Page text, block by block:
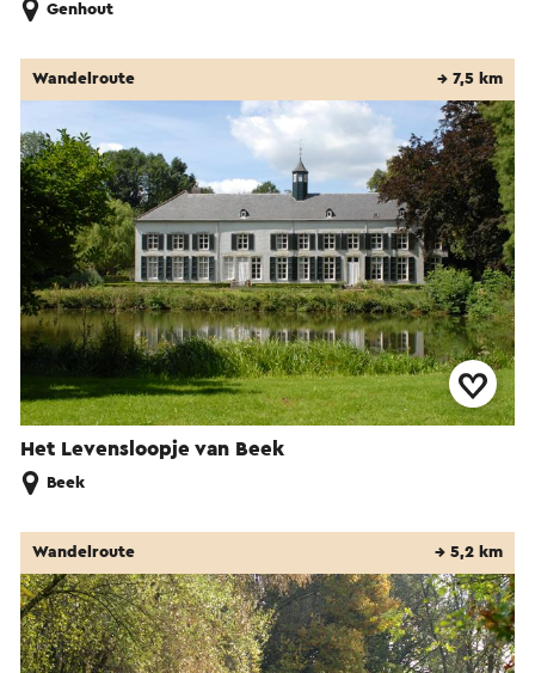
Genhout
Het Levensloopje van Beek
Wandelroute → 7,5 km
Beek
Wandelroute → 5,2 km